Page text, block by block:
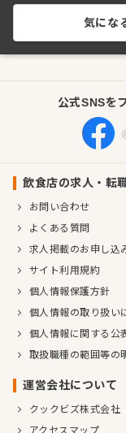
気にな
公式SNSを
飲食店の求人・転
お問い合わせ
よくある質問
求人掲載のお申し込
サイト利用規約
個人情報保護方針
個人情報の取り扱い
個人情報に関する公
取扱職種の範囲等の
運営会社について
クックビズ株式会社
アクセスマップ